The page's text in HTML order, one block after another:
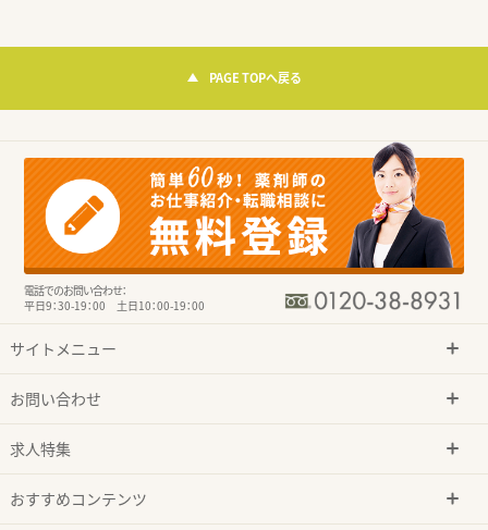
PAGE TOPへ戻る
電話でのお問い合わせ：
平日9：30-19：00 土日10：00-19：00
サイトメニュー
お問い合わせ
求人特集
おすすめコンテンツ